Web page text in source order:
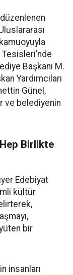
Başkanı M.
Yardımcıları
Günel,
ve belediyenin
Birlikte
Edebiyat
kültür
bir
insanları